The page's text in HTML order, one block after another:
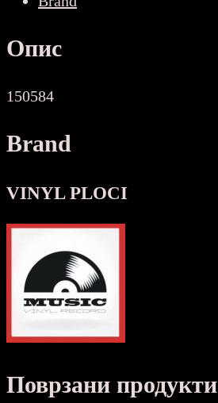
Опис
150584
Brand
VINYL PLOCI
Поврзани продукти